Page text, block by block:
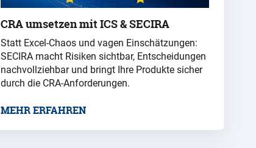
CRA umsetzen mit ICS & SECIRA
Statt Excel-Chaos und vagen Einschätzungen:
SECIRA macht Risiken sichtbar, Entscheidungen
nachvollziehbar und bringt Ihre Produkte sicher
durch die CRA-Anforderungen.
MEHR ERFAHREN